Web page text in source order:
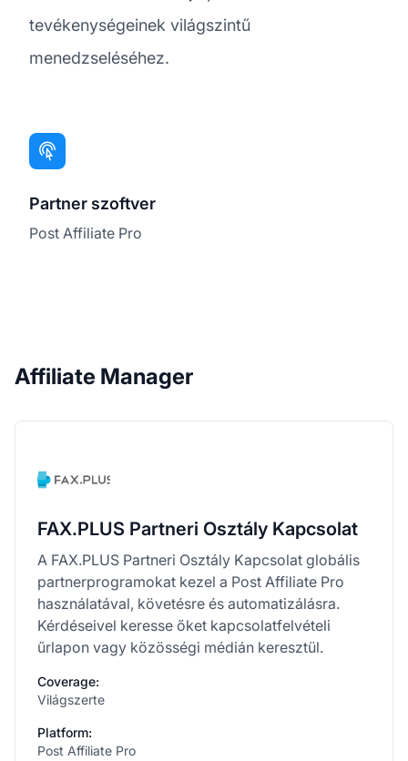
tevékenységeinek világszintű
menedzseléséhez.
Partner szoftver
Post Affiliate Pro
Affiliate Manager
FAX.PLUS Partneri Osztály Kapcsolat
A FAX.PLUS Partneri Osztály Kapcsolat globális
partnerprogramokat kezel a Post Affiliate Pro
használatával, követésre és automatizálásra.
Kérdéseivel keresse őket kapcsolatfelvételi
űrlapon vagy közösségi médián keresztül.
Coverage:
Világszerte
Platform:
Post Affiliate Pro